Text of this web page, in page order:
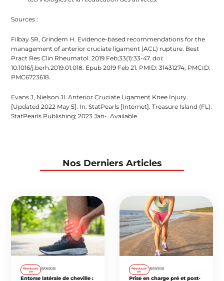
Sources :
Filbay SR, Grindem H. Evidence-based recommendations for the
management of anterior cruciate ligament (ACL) rupture. Best
Pract Res Clin Rheumatol. 2019 Feb;33(1):33-47. doi:
10.1016/j.berh.2019.01.018. Epub 2019 Feb 21. PMID: 31431274; PMCID:
PMC6723618.
Evans J, Nielson Jl. Anterior Cruciate Ligament Knee Injury.
[Updated 2022 May 5]. In: StatPearls [Internet]. Treasure Island (FL):
StatPearls Publishing; 2023 Jan-. Available
Nos Derniers Articles
Rééducati
on
15/05/2025
Entorse latérale de cheville :
Rééducati
on
15/05/2025
Prise en charge pré et post-